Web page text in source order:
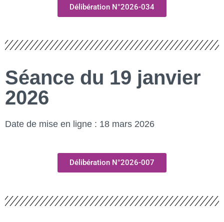
Délibération N°2026-034
Séance du 19 janvier
2026
Date de mise en ligne : 18 mars 2026
Délibération N°2026-007